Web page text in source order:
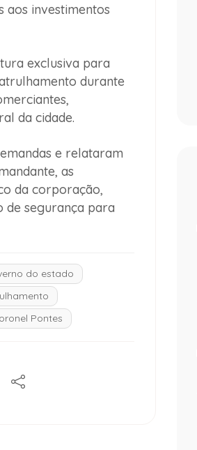
aos investimentos
exclusiva para
durante
da cidade.
e relataram
as
da corporação,
de segurança para
do estado
Pontes